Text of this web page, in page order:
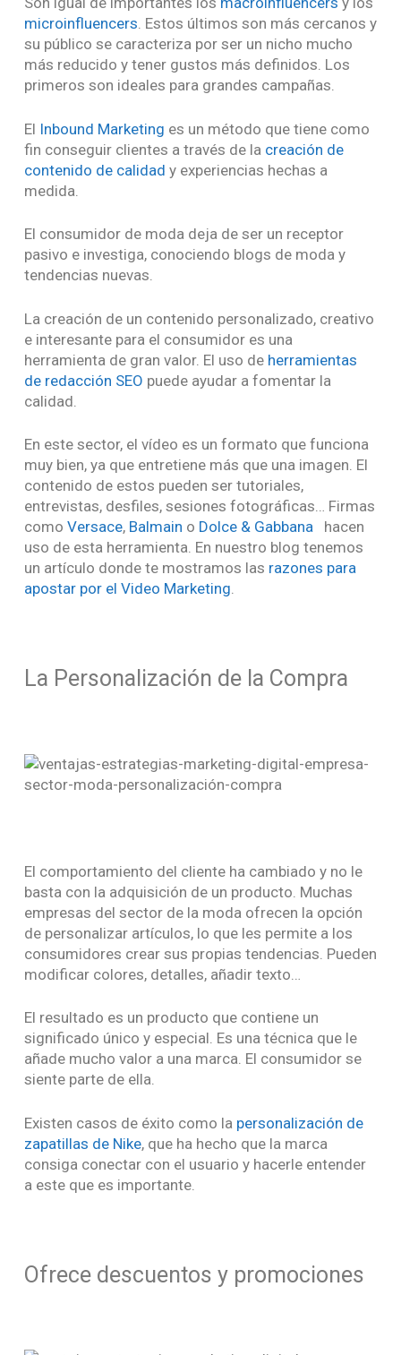
microinfluencers. Estos últimos son más cercanos y
su público se caracteriza por ser un nicho mucho
más reducido y tener gustos más definidos. Los
primeros son ideales para grandes campañas.
El Inbound Marketing es un método que tiene como
fin conseguir clientes a través de la creación de
contenido de calidad y experiencias hechas a
medida.
El consumidor de moda deja de ser un receptor
pasivo e investiga, conociendo blogs de moda y
tendencias nuevas.
La creación de un contenido personalizado, creativo
e interesante para el consumidor es una
herramienta de gran valor. El uso de herramientas
de redacción SEO puede ayudar a fomentar la
calidad.
En este sector, el vídeo es un formato que funciona
muy bien, ya que entretiene más que una imagen. El
contenido de estos pueden ser tutoriales,
entrevistas, desfiles, sesiones fotográficas… Firmas
como Versace, Balmain o Dolce & Gabbana
hacen
uso de esta herramienta. En nuestro blog tenemos
un artículo donde te mostramos las razones para
apostar por el Video Marketing.
La Personalización de la Compra
El comportamiento del cliente ha cambiado y no le
basta con la adquisición de un producto. Muchas
empresas del sector de la moda ofrecen la opción
de personalizar artículos, lo que les permite a los
consumidores crear sus propias tendencias. Pueden
modificar colores, detalles, añadir texto…
El resultado es un producto que contiene un
significado único y especial. Es una técnica que le
añade mucho valor a una marca. El consumidor se
siente parte de ella.
Existen casos de éxito como la personalización de
zapatillas de Nike, que ha hecho que la marca
consiga conectar con el usuario y hacerle entender
a este que es importante.
Ofrece descuentos y promociones